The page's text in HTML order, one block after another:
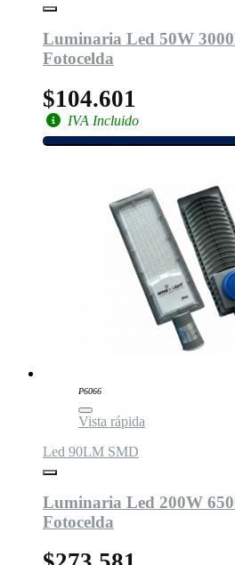
Luminaria Led 50W
Fotocelda
$104.601
IVA Incluido
P6066
Vista rápida
Led 90LM SMD
Luminaria Led 200W
Fotocelda